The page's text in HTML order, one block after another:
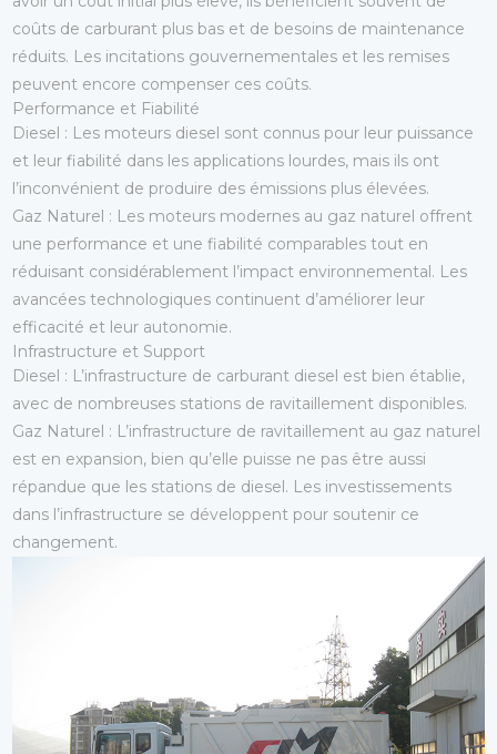
coûts de carburant plus bas et de besoins de maintenance
réduits. Les incitations gouvernementales et les remises
peuvent encore compenser ces coûts.
Performance et Fiabilité
Diesel : Les moteurs diesel sont connus pour leur puissance
et leur fiabilité dans les applications lourdes, mais ils ont
l’inconvénient de produire des émissions plus élevées.
Gaz Naturel : Les moteurs modernes au gaz naturel offrent
une performance et une fiabilité comparables tout en
réduisant considérablement l’impact environnemental. Les
avancées technologiques continuent d’améliorer leur
efficacité et leur autonomie.
Infrastructure et Support
Diesel : L’infrastructure de carburant diesel est bien établie,
avec de nombreuses stations de ravitaillement disponibles.
Gaz Naturel : L’infrastructure de ravitaillement au gaz naturel
est en expansion, bien qu’elle puisse ne pas être aussi
répandue que les stations de diesel. Les investissements
dans l’infrastructure se développent pour soutenir ce
changement.